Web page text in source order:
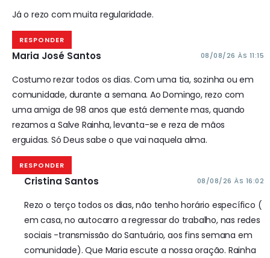
Já o rezo com muita regularidade.
RESPONDER
Maria José Santos 08/08/26 ÀS 11:15
Costumo rezar todos os dias. Com uma tia, sozinha ou em
comunidade, durante a semana. Ao Domingo, rezo com
uma amiga de 98 anos que está demente mas, quando
rezamos a Salve Rainha, levanta-se e reza de mãos
erguidas. Só Deus sabe o que vai naquela alma.
RESPONDER
Cristina Santos 08/08/26 ÀS 16:02
Rezo o terço todos os dias, não tenho horário específico (
em casa, no autocarro a regressar do trabalho, nas redes
sociais -transmissão do Santuário, aos fins semana em
comunidade). Que Maria escute a nossa oração. Rainha